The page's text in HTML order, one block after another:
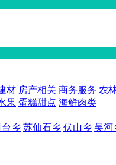
材 房产相关 商务服务 农
果 蛋糕甜点 海鲜肉类
乡 苏仙石乡 伏山乡 吴河